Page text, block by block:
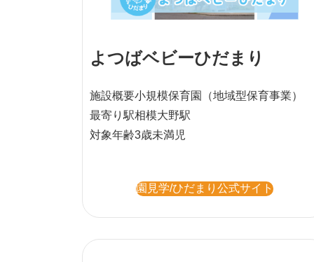
よつばベビーひだまり
施設概要小規模保育園
（地域型保育事業）
最寄り駅相模大野駅
対象年齢3歳未満児
園見学/ひだまり公式サイト